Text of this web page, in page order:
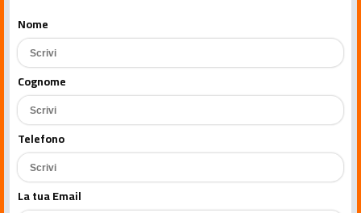
Nome
Cognome
Telefono
La tua Email